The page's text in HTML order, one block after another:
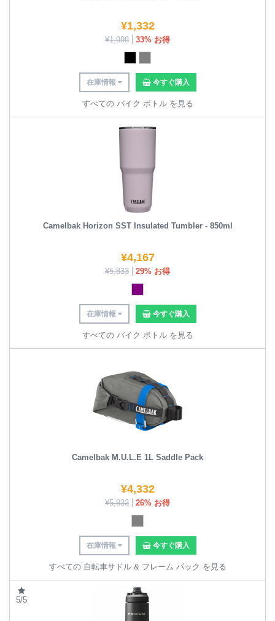
¥1,332
¥1,998 33% お得
在庫情報 今すぐ購入
すべての バイク ボトル を見る
Camelbak Horizon SST Insulated Tumbler - 850ml
¥4,167
¥5,833 29% お得
在庫情報 今すぐ購入
すべての バイク ボトル を見る
Camelbak M.U.L.E 1L Saddle Pack
¥4,332
¥5,833 26% お得
在庫情報 今すぐ購入
すべての 自転車サドル & フレーム パック を見る
5/5